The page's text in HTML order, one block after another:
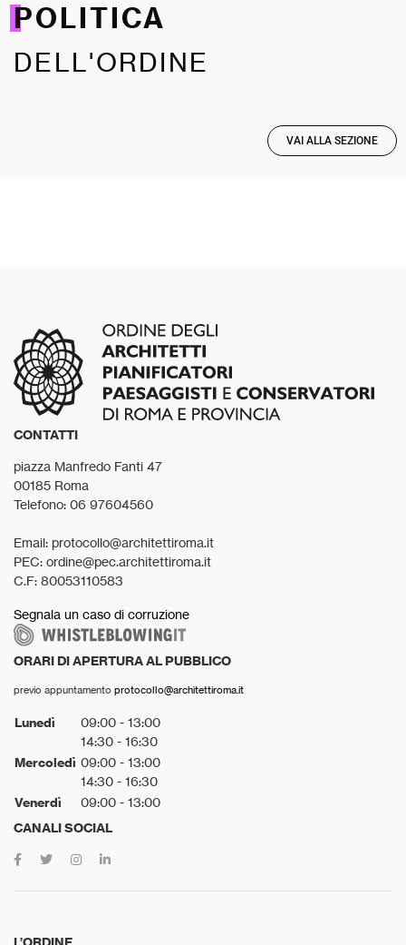
POLITICA
DELL'ORDINE
VAI ALLA SEZIONE
CONTATTI
piazza Manfredo Fanti 47
00185 Roma
Telefono: 06 97604560
Email: protocollo@architettiroma.it
PEC: ordine@pec.architettiroma.it
C.F: 80053110583
Segnala un caso di corruzione
ORARI DI APERTURA AL PUBBLICO
previo appuntamento protocollo@architettiroma.it
Lunedì
09:00 - 13:00
14:30 - 16:30
Mercoledì 09:00 - 13:00
14:30 - 16:30
Venerdì 09:00 - 13:00
CANALI SOCIAL